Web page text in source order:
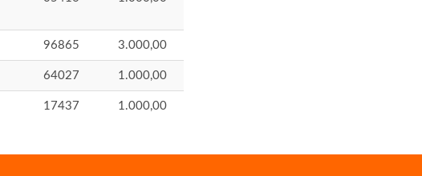
96865 3.000,00
64027 1.000,00
17437 1.000,00